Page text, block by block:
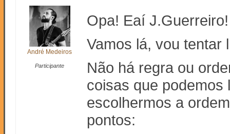
André Medeiros
Participante
Opa! Eaí J.Guerreiro!
Vamos lá, vou
Não há regra ou
coisas que podemos
escolhermos a
pontos: